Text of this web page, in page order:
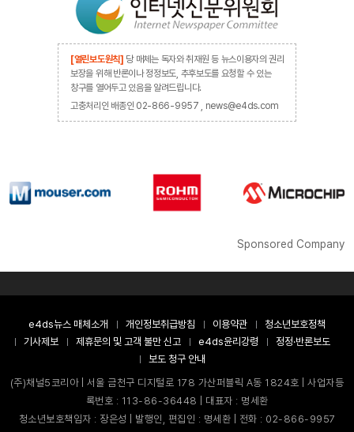
[열린보도원칙] 당 매체는 독자와 취재원 등 뉴스이용자의 권리
보장을 위해 반론이나 정정보도, 추후보도를 요청할 수 있는
창구를 열어두고 있음을 알려드립니다.
고충처리인 배종인 02-866-9957 , news@e4ds.com
Sponsored Company
e4ds뉴스 매체소개 개인정보취급방침 이용약관
청소년보호정책
기사제보
제휴문의 및 고객 불만 신고 e4ds윤리강령
정정·반론보도
보도 청구 안내
(주)채널5코리아 | 서울 금천구 디지털로 178 가산퍼블릭 A동 1824호 | 사업자등
록번호 : 113-86-36448 | 대표자 : 명세환
청소년보호책임자 : 장은성 | 발행인, 편집인 : 명세환 | 전화 : 02-866-9957